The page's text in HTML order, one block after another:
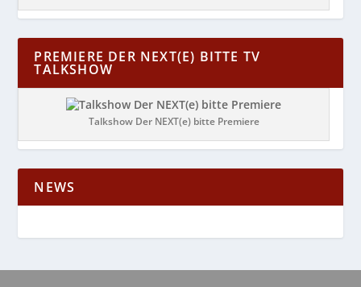
PREMIERE DER NEXT(E) BITTE TV
TALKSHOW
Talkshow Der NEXT(e) bitte Premiere
NEWS